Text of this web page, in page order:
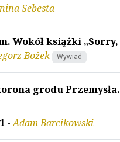
Sebesta
Wokół książki
Bożek Wywiad
grodu Przemysła.
-Adam Barcikowski